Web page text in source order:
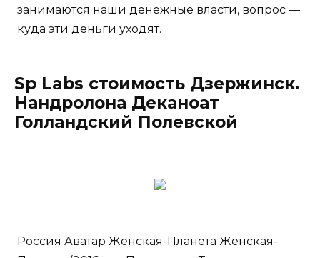
занимаются наши денежные власти, вопрос —
куда эти деньги уходят.
Sp Labs стоимость Дзержинск.
Нандролона Деканоат
Голландский Полевской
Россия Аватар Женская-Планета Женская-